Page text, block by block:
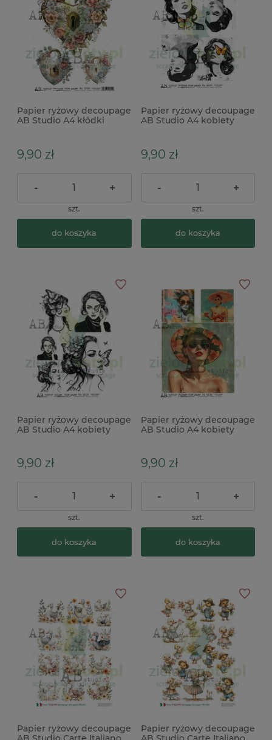
Papier ryżowy decoupage
AB Studio A4 kłódki
9,90 zł
- +
szt.
do koszyka
Papier ryżowy decoupage
AB Studio A4 kobiety
9,90 zł
- +
szt.
do koszyka
Papier ryżowy decoupage
AB Studio A4 kobiety
9,90 zł
- +
szt.
do koszyka
Papier ryżowy decoupage
AB Studio A4 kobiety
9,90 zł
- +
szt.
do koszyka
Papier ryżowy decoupage
Papier ryżowy decoupage